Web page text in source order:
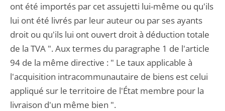
ont été importés par cet assujetti lui-même ou qu'ils
lui ont été livrés par leur auteur ou par ses ayants
droit ou qu'ils lui ont ouvert droit à déduction totale
de la TVA ". Aux termes du paragraphe 1 de l'article
94 de la même directive : " Le taux applicable à
l'acquisition intracommunautaire de biens est celui
appliqué sur le territoire de l'État membre pour la
livraison d'un même bien ".